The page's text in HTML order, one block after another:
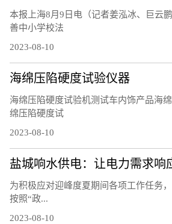
本报上海8月9日电（记者姜泓冰、巨云
善中小学校法
2023-08-10
海绵压陷硬度试验仪器
海绵压陷硬度试验机测试车内饰产品海
绵压陷硬度试
2023-08-10
为积极应对迎峰度夏期间各项工作任务
按照“政...
2023-08-10